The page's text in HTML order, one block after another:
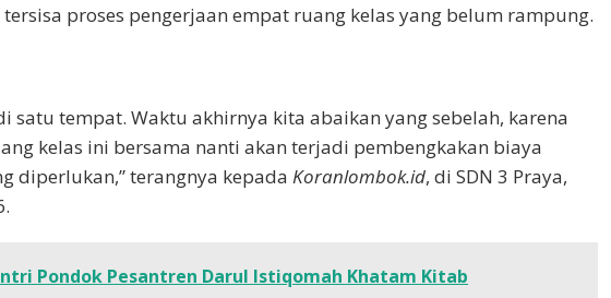
proses pengerjaan empat ruang kelas yang belum rampung.
satu tempat. Waktu akhirnya kita abaikan yang sebelah, karena
kelas ini bersama nanti akan terjadi pembengkakan biaya
diperlukan,” terangnya kepada Koranlombok.id, di SDN 3 Praya,
Pondok Pesantren Darul Istiqomah Khatam Kitab